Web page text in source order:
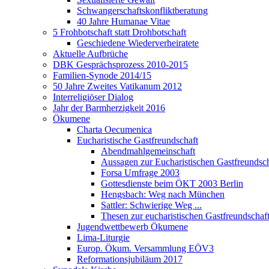
Schwangerschaftskonfliktberatung
40 Jahre Humanae Vitae
5 Frohbotschaft statt Drohbotschaft
Geschiedene Wiederverheiratete
Aktuelle Aufbrüche
DBK Gesprächsprozess 2010-2015
Familien-Synode 2014/15
50 Jahre Zweites Vatikanum 2012
Interreligiöser Dialog
Jahr der Barmherzigkeit 2016
Ökumene
Charta Oecumenica
Eucharistische Gastfreundschaft
Abendmahlgemeinschaft
Aussagen zur Eucharistischen
Forsa Umfrage 2003
Gottesdienste beim ÖKT 2003 Berlin
Hengsbach: Weg nach München
Sattler: Schwierige Weg ...
Thesen zur eucharistischen Gastfreundschaft
Jugendwettbewerb Ökumene
Lima-Liturgie
Europ. Ökum. Versammlung EÖV3
Reformationsjubiläum 2017